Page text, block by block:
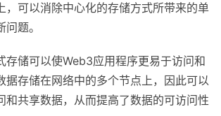
，可以消除中心化的存储方式所带来的单
题。
存储可以使Web3应用程序更易于访问和
据存储在网络中的多个节点上，因此可以
和共享数据，从而提高了数据的可访问性